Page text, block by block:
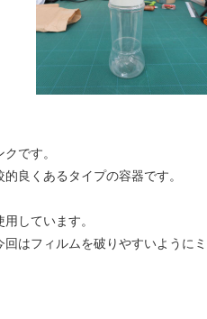
です。
良くあるタイプの容器です。
しています。
はフィルムを破りやすいように